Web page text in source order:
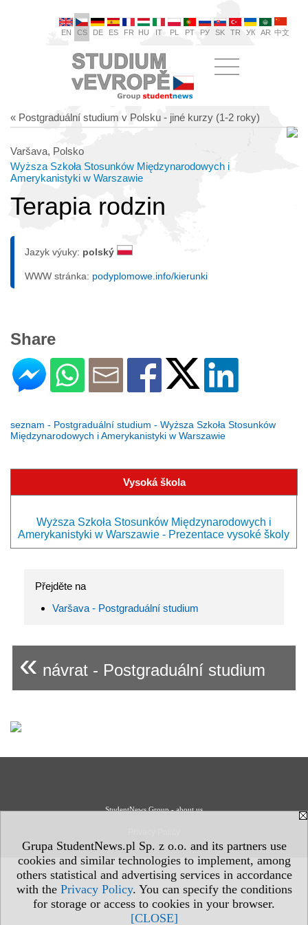
Grupa StudentNews.pl Sp. z o.o. and its partners use
cookies and similar technologies to implement, among
others statistical and advertising services in accordance
with the Privacy Policy. You can specify the conditions
for storage or access to cookies in your browser.
[CLOSE]
EN CS DE ES FR HU IT PL PT РУ SK TR УК AR 中文
« Postgraduální studium v Polsku - jiné kurzy (1-2 roky)
Varšava, Polsko
Wyższa Szkoła Stosunków Międzynarodowych i
Amerykanistyki w Warszawie
Terapia rodzin
Jazyk výuky: polský
WWW stránka: podyplomowe.info/kierunki
Share
seznam - Postgraduální studium - Wyższa Szkoła Stosunków
Międzynarodowych i Amerykanistyki w Warszawie
Vysoká škola
Wyższa Szkoła Stosunków Międzynarodowych i
Amerykanistyki w Warszawie - Prezentace vysoké školy
Přejděte na
Varšava - Postgraduální studium
« návrat - Postgraduální studium
StudentNews Group - about us